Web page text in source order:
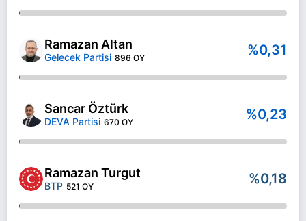
Ramazan Altan
Gelecek Partisi 896 OY %0,31
Sancar Öztürk
DEVA Partisi 670 OY %0,23
Ramazan Turgut
BTP 521 OY %0,18